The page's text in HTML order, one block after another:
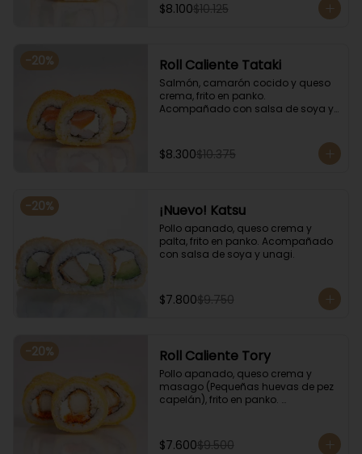
$8.100$10.125
-20% Roll Caliente Tataki
Salmón, camarón cocido y queso
crema, frito en panko.
Acompañado con salsa de soya y
$8.300$10.375
-20% ¡Nuevo! Katsu
Pollo apanado, queso crema y
palta, frito en panko. Acompañado
con salsa de soya y unagi.
$7.800$9.750
-20% Roll Caliente Tory
Pollo apanado, queso crema y
masago (Pequeñas huevas de pez
capelán), frito en panko.
$7.600$9.500